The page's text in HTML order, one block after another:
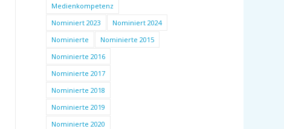
Medienkompetenz
Nominiert 2023
Nominiert 2024
Nominierte
Nominierte 2015
Nominierte 2016
Nominierte 2017
Nominierte 2018
Nominierte 2019
Nominierte 2020